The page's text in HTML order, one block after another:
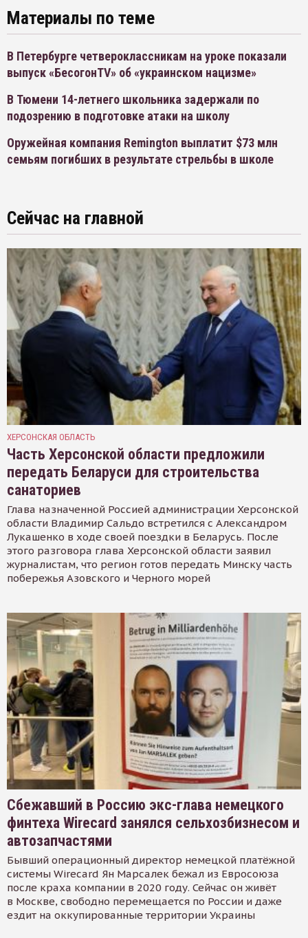
Материалы по теме
В Петербурге четвероклассникам на уроке показали
выпуск «БесогонTV» об «украинском нацизме»
В Тюмени 14-летнего школьника задержали по
подозрению в подготовке атаки на школу
Оружейная компания Remington выплатит $73 млн
семьям погибших в результате стрельбы в школе
Сейчас на главной
ХЕРСОНСКАЯ ОБЛАСТЬ
Часть Херсонской области предложили
передать Беларуси для строительства
санаториев
Глава назначенной Россией администрации Херсонской
области Владимир Сальдо встретился с Александром
Лукашенко в ходе своей поездки в Беларусь. После
этого разговора глава Херсонской области заявил
журналистам, что регион готов передать Минску часть
побережья Азовского и Черного морей
Сбежавший в Россию экс-глава немецкого
финтеха Wirecard занялся сельхозбизнесом и
автозапчастями
Бывший операционный директор немецкой платёжной
системы Wirecard Ян Марсалек бежал из Евросоюза
после краха компании в 2020 году. Сейчас он живёт
в Москве, свободно перемещается по России и даже
ездит на оккупированные территории Украины